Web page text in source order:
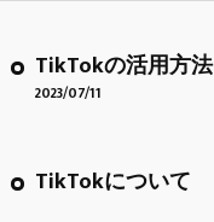
TikTokの活用方法
2023/07/11
TikTokについて